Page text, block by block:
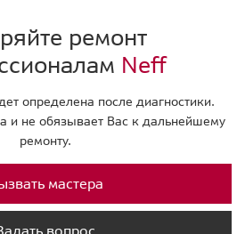
ремонт
Neff
определена после диагностики.
и не обязывает Вас к дальнейшему
ремонту.
мастера